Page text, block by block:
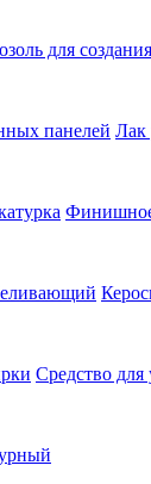
для
панелей Лак
Средство для